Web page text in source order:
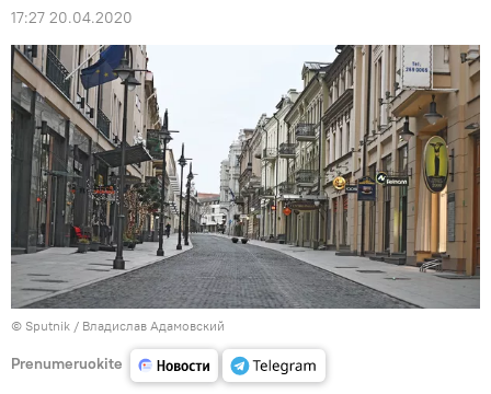
17:27 20.04.2020
© Sputnik / Владислав Адамовский
Prenumeruokite